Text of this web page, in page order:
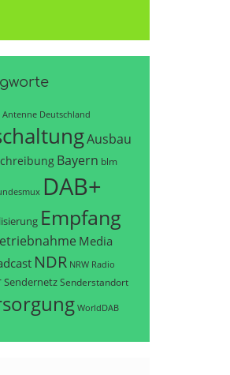
Antenne Deutschland
Ausbau
Bayern blm
DAB+
Empfang
Media
NDR NRW Radio
SendernetzSenderstandort
WorldDAB